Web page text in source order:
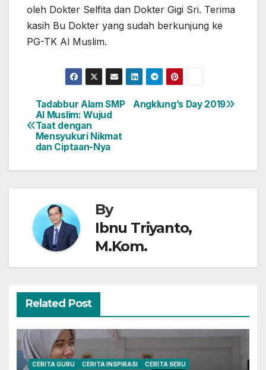
oleh Dokter Selfita dan Dokter Gigi Sri. Terima
kasih Bu Dokter yang sudah berkunjung ke
PG-TK Al Muslim.
Post
navigation
Angklung’s Day 2019
Tadabbur Alam SMP
Al Muslim: Wujud
Taat dengan
Mensyukuri Nikmat
dan Ciptaan-Nya
By
Ibnu Triyanto,
M.Kom.
Related Post
CERITA GURU CERITA INSPIRASI
CERITA SERU